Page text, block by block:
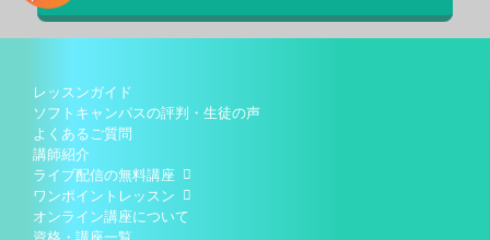
レッスンガイド
ソフトキャンパスの評判・生徒の声
よくあるご質問
講師紹介
ライブ配信の無料講座
ワンポイントレッスン
オンライン講座について